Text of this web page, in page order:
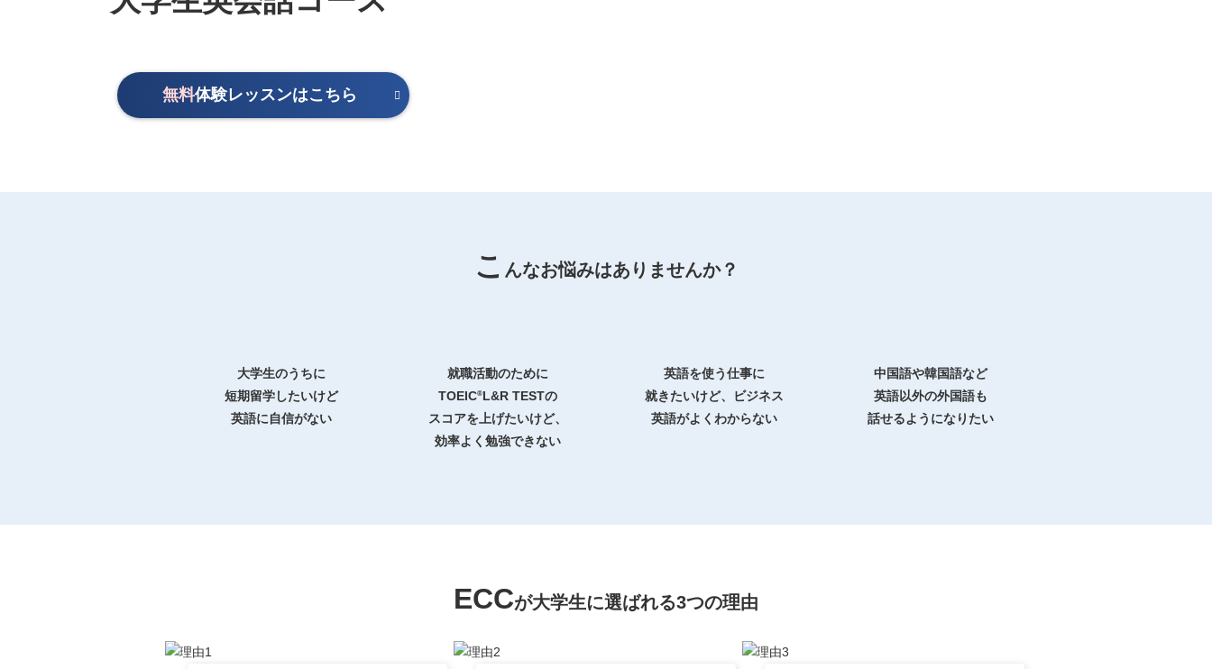
無料体験レッスンはこちら
こ んなお悩みはありませんか？
大学生のうちに
短期留学したいけど
英語に自信がない
就職活動のために
TOEIC®L&R TESTの
スコアを上げたいけど、
効率よく勉強できない
英語を使う仕事に
就きたいけど、ビジネス
英語がよくわからない
中国語や韓国語など
英語以外の外国語も
話せるようになりたい
ECCが大学生に選ばれる3つの理由